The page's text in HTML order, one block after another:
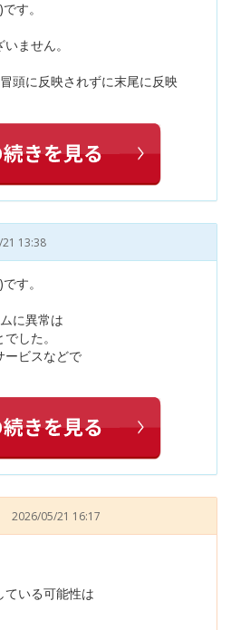
す。
ません。
頭に反映されずに末尾に反映
13:38
す。
に異常は
した。
ービスなどで
2026/05/21 16:17
ている可能性は